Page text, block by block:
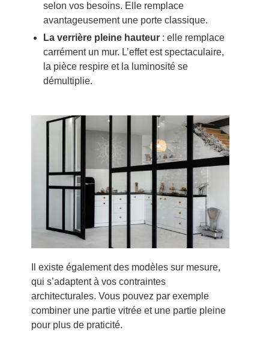
selon vos besoins. Elle remplace
avantageusement une porte classique.
La verrière pleine hauteur: elle remplace
carrément un mur. L’effet est spectaculaire,
la pièce respire et la luminosité se
démultiplie.
Il existe également des modèles sur mesure,
qui s’adaptent à vos contraintes
architecturales. Vous pouvez par exemple
combiner une partie vitrée et une partie pleine
pour plus de praticité.